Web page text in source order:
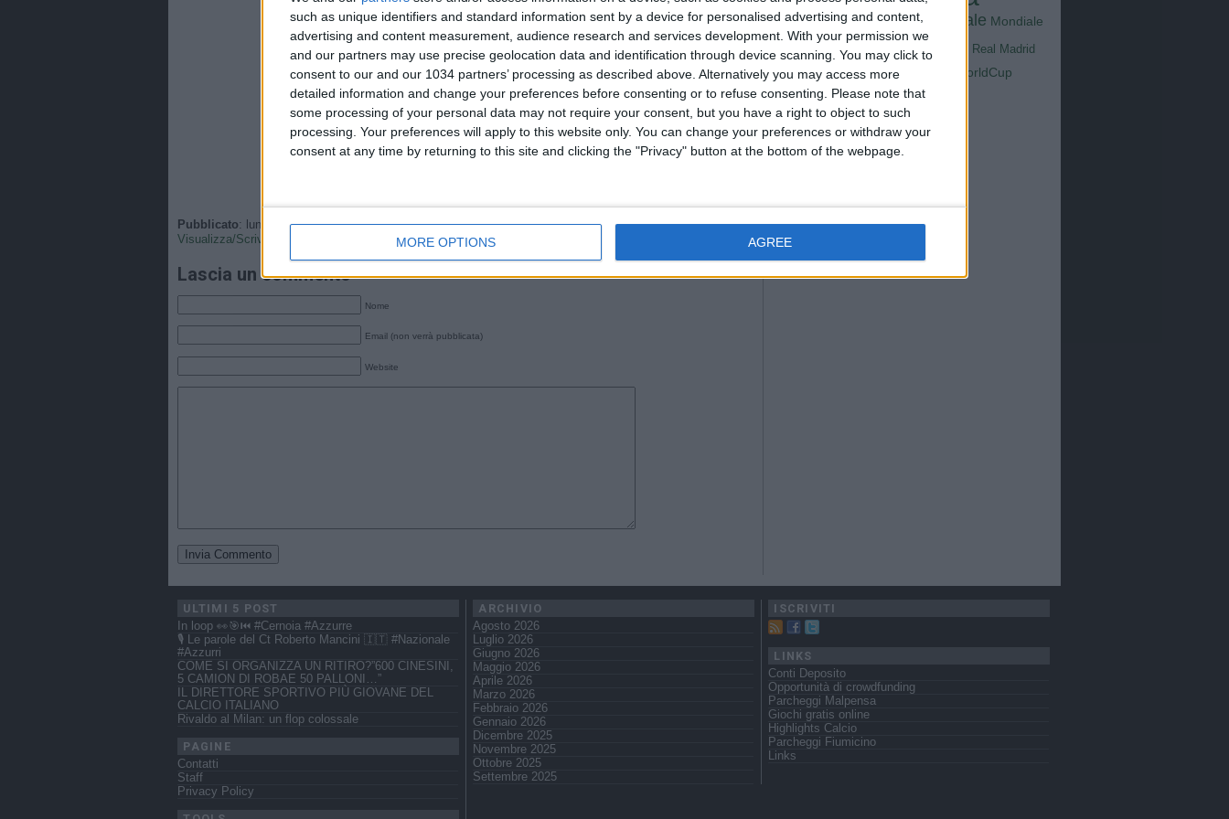
such as unique identifiers and standard information sent by a device for personalised advertising and content,
advertising and content measurement, audience research and services development. With your permission we
and our partners may use precise geolocation data and identification through device scanning. You may click to
consent to our and our 1034 partners’ processing as described above. Alternatively you may access more
detailed information and change your preferences before consenting or to refuse consenting.
Please note that
some processing of your personal data may not require your consent, but you have a right to object to such
processing. Your preferences will apply to this website only. You can change your preferences or withdraw your
consent at any time by returning to this site and clicking the "Privacy" button at the bottom of the webpage.
MORE OPTIONS AGREE
Pubblicato: lunedì, 22 Gennaio 2024 - 22:35 da Istvan inStorie•Commenti: Nessun commento
Visualizza/Scrivi
Lascia un commento
Nome
Email (non verrà pubblicata)
Website
Juventus Lazio Milan Mondiale Mondiale
Napoli Nazionale Real Madrid
Roma Sampdoria Serie A
WorldCup
WorldCup2026
ULTIMI 5 POST
In loop 👀🎯⏮️ #Cernoia #Azzurre
🎙️ Le parole del Ct Roberto Mancini 🇮🇹 #Nazionale
#Azzurri
COME SI ORGANIZZA UN RITIRO?”600 CINESINI,
5 CAMION DI ROBAE 50 PALLONI…”
IL DIRETTORE SPORTIVO PIÙ GIOVANE DEL
CALCIO ITALIANO
Rivaldo al Milan: un flop colossale
PAGINE
Contatti
Staff
Privacy Policy
ARCHIVIO
Agosto 2026
Luglio 2026
Giugno 2026
Maggio 2026
Aprile 2026
Marzo 2026
Febbraio 2026
Gennaio 2026
Dicembre 2025
Novembre 2025
Ottobre 2025
Settembre 2025
ISCRIVITI
LINKS
Conti Deposito
Opportunità di crowdfunding
Parcheggi Malpensa
Giochi gratis online
Highlights Calcio
Parcheggi Fiumicino
Links